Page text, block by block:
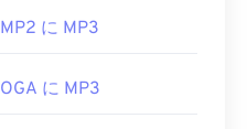
MP2 に MP3
OGA に MP3